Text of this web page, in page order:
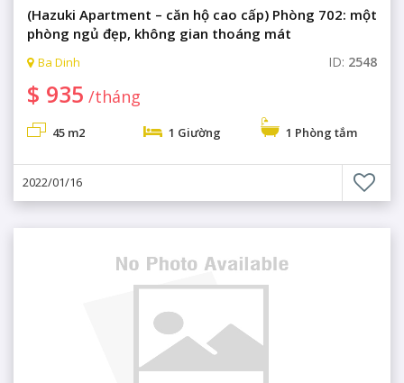
(Hazuki Apartment – căn hộ cao cấp) Phòng 702: một
phòng ngủ đẹp, không gian thoáng mát
Ba Dinh ID: 2548
$ 935 /tháng
45 m2 1 Giường 1 Phòng tắm
2022/01/16